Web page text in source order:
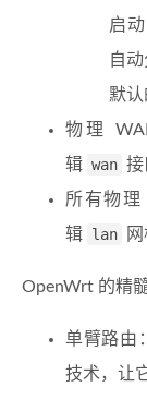
启
自动
默认
物理
辑 wan 接
所有物理
辑 lan
OpenWrt 的精
单臂路由
技术，让